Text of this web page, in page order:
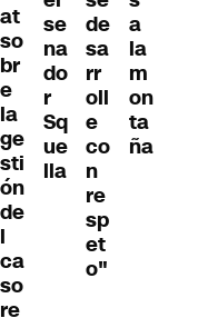
at
so
br
e
la
ge
sti
ón
de
l
ca
so
re
se
na
do
r
Sq
ue
lla
de
sa
rr
oll
e
co
n
re
sp
et
o"
a
la
m
on
ta
ña